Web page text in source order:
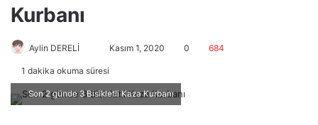
Kurbanı
Aylin DERELİ
r
e
Kasım 1, 2020 0 684
1 dakika okuma süresi
Son 2 günde 3 Bisikletli Kaza Kurbanı